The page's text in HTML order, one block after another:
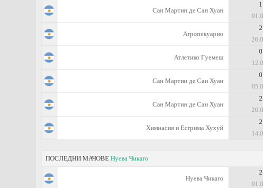
Сан Мартин де Сан Хуан
Агропекуарио
Атлетико Гуемеш
Сан Мартин де Сан Хуан
Сан Мартин де Сан Хуан
Химнасия и Есгрима Хухуй
ПОСЛЕДНИ МАЧОВЕ Нуева Чикаго
Нуева Чикаго